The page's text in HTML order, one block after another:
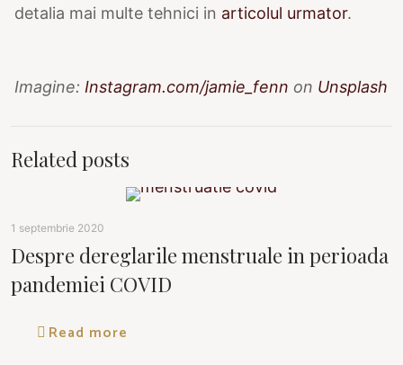
detalia mai multe tehnici in articolul urmator.
Imagine: Instagram.com/jamie_fenn on Unsplash
Related posts
1 septembrie 2020
Despre dereglarile menstruale in perioada
pandemiei COVID
Read more